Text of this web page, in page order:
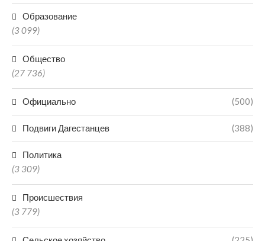
Образование
(3 099)
Общество
(27 736)
Официально (500)
Подвиги Дагестанцев (388)
Политика
(3 309)
Происшествия
(3 779)